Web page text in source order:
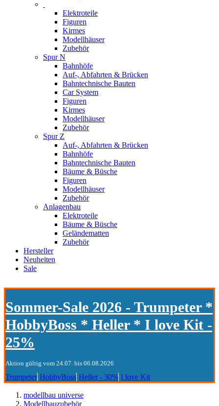
Elektroteile
Figuren
Kirmes
Modellhäuser
Zubehör
Spur N
Bahnhöfe
Auf-, Abfahrten & Brücken
Bahntechnische Bauten
Car System
Figuren
Kirmes
Modellhäuser
Zubehör
Spur Z
Auf-, Abfahrten & Brücken
Bahnhöfe
Bahntechnische Bauten
Bäume & Büsche
Figuren
Modellhäuser
Zubehör
Anlagenbau
Elektroteile
Bäume & Büsche
Geländematten
Zubehör
Hersteller
Neuheiten
Sale
Sommer-Sale 2026 - Trumpeter *
HobbyBoss * Heller * I love Kit -
25%
Aktion gültig vom 24.07. bis 06.08.2026
Trumpeter HobbyBoss Heller - 30% I love Kit
modellbau universe
Modellbauzubehör